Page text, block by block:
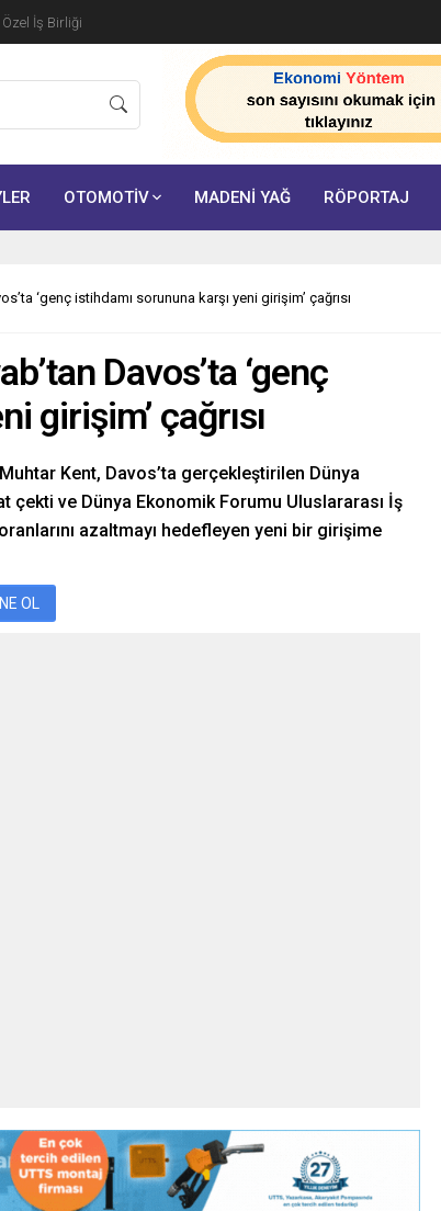
Özel İş Birliği
OTOMOTİV MADENİ YAĞ RÖPORTAJ
‘genç istihdamı sorununa karşı yeni girişim’ çağrısı
Davos’ta ‘genç
girişim’ çağrısı
Kent, Davos’ta gerçekleştirilen Dünya
çekti ve Dünya Ekonomik Forumu Uluslararası İş
azaltmayı hedefleyen yeni bir girişime
OL